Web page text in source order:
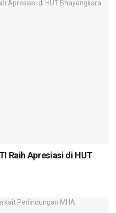
Raih Apresiasi di HUT